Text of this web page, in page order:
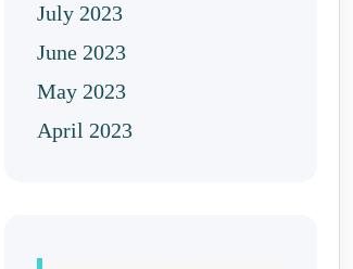
July 2023
June 2023
May 2023
April 2023